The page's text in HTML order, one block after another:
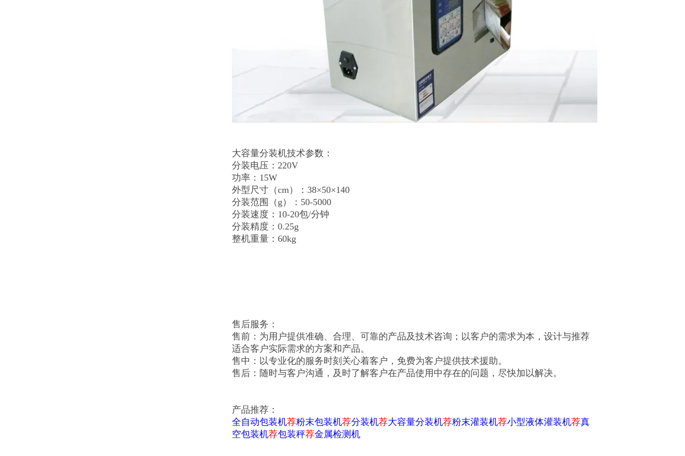
大容量分装机技术参数：
分装电压：220V
功率：15W
外型尺寸（cm）：38×50×140
分装范围（g）：50-5000
分装速度：10-20包/分钟
分装精度：0.25g
整机重量：60kg
售后服务：
售前：为用户提供准确、合理、可靠的产品及技术咨询；以客户的需求为本，设计与推荐
适合客户实际需求的方案和产品。
售中：以专业化的服务时刻关心着客户，免费为客户提供技术援助。
售后：随时与客户沟通，及时了解客户在产品使用中存在的问题，尽快加以解决。
产品推荐：
全自动包装机荐粉末包装机荐分装机荐大容量分装机荐粉末灌装机荐小型液体灌装机荐真
空包装机荐包装秤荐金属检测机